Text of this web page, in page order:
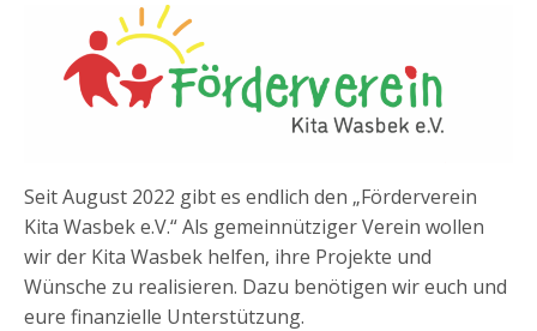
Seit August 2022 gibt es endlich den „Förderverein
Kita Wasbek e.V.“ Als gemeinnütziger Verein wollen
wir der Kita Wasbek helfen, ihre Projekte und
Wünsche zu realisieren. Dazu benötigen wir euch und
eure finanzielle Unterstützung.